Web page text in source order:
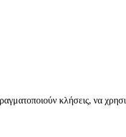
κλήσεις, να